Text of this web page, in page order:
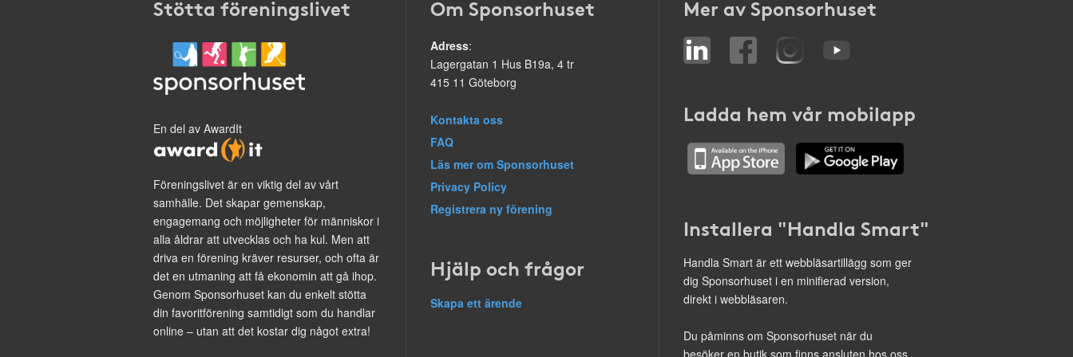
Stötta föreningslivet
En del av AwardIt
Föreningslivet är en viktig del av vårt
samhälle. Det skapar gemenskap,
engagemang och möjligheter för människor i
alla åldrar att utvecklas och ha kul. Men att
driva en förening kräver resurser, och ofta är
det en utmaning att få ekonomin att gå ihop.
Genom Sponsorhuset kan du enkelt stötta
din favoritförening samtidigt som du handlar
online – utan att det kostar dig något extra!
Om Sponsorhuset
Adress:
Lagergatan 1 Hus B19a, 4 tr
415 11 Göteborg
Kontakta oss
FAQ
Läs mer om Sponsorhuset
Privacy Policy
Registrera ny förening
Hjälp och frågor
Skapa ett ärende
Mer av Sponsorhuset
Ladda hem vår mobilapp
Installera "Handla Smart"
Handla Smart är ett webbläsartillägg som ger
dig Sponsorhuset i en minifierad version,
direkt i webbläsaren.
Du påminns om Sponsorhuset när du